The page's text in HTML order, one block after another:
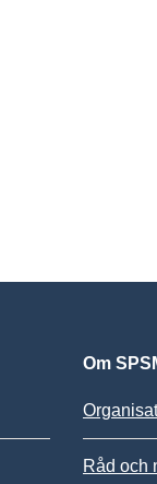
Om
Råd och